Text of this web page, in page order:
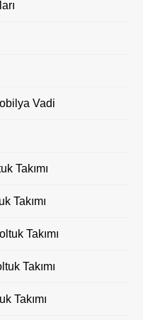
Vadi
Takımı
Takımı
Takımı
Takımı
Takımı